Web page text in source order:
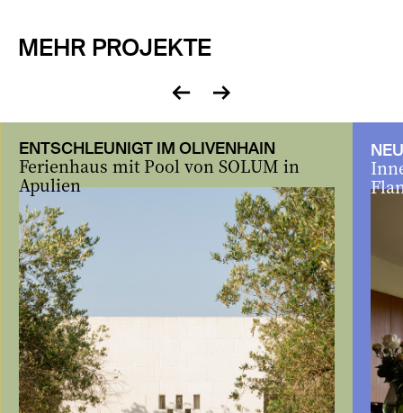
MEHR PROJEKTE
zurück
vor
ENTSCHLEUNIGT IM OLIVENHAIN
Ferienhaus mit Pool von SOLUM in
Apulien